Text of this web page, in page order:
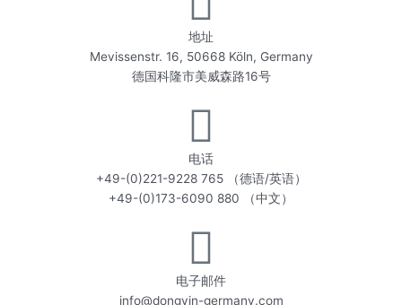
地址
Mevissenstr. 16, 50668 Köln, Germany
德国科隆市美威森路16号
电话
+49-(0)221-9228 765 （德语/英语）
+49-(0)173-6090 880 （中文）
电子邮件
info@dongyin-germany.com